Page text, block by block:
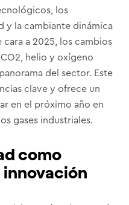
los
y la cambiante dinámica
cara a 2025, los cambios
helio y oxígeno
del sector. Este
clave y ofrece un
en el próximo año en
gases industriales.
como